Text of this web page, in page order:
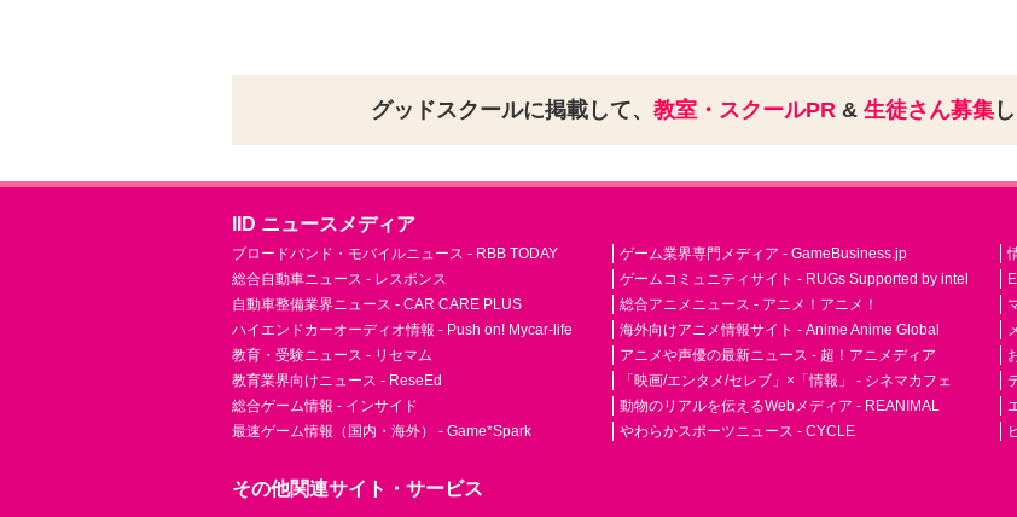
グッドスクールに掲載して、 教室・スクールPR& 生徒さん募集
IID ニュースメディア
ブロードバンド・モバイルニュース - RBB TODAY
総合自動車ニュース - レスポンス
自動車整備業界ニュース - CAR CARE PLUS
ハイエンドカーオーディオ情報 - Push on! Mycar-life
教育・受験ニュース - リセマム
教育業界向けニュース - ReseEd
総合ゲーム情報 - インサイド
最速ゲーム情報（国内・海外） - Game*Spark
ゲーム業界専門メディア - GameBusiness.jp
ゲームコミュニティサイト - RUGs Supported by intel
総合アニメニュース - アニメ！アニメ！
海外向けアニメ情報サイト - Anime Anime Global
アニメや声優の最新ニュース - 超！アニメディア
「映画/エンタメ/セレブ」×「情報」 - シネマカフェ
動物のリアルを伝えるWebメディア - REANIMAL
やわらかスポーツニュース - CYCLE
その他関連サイト・サービス